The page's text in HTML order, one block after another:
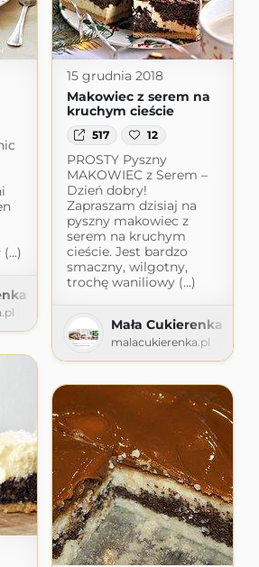
15 grudnia 2018
Makowiec z serem na
kruchym cieście
517 12
PROSTY Pyszny
MAKOWIEC z Serem –
Dzień dobry!
Zapraszam dzisiaj na
pyszny makowiec z
serem na kruchym
cieście. Jest bardzo
smaczny, wilgotny,
trochę waniliowy (...)
Mała Cukierenka
malacukierenka.pl